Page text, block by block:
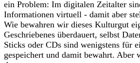
ein Problem: Im digitalen Zeitalter
Informationen virtuell - damit aber
Wie bewahren wir dieses Kulturgut
Geschriebenes überdauert, selbst
Sticks oder CDs sind wenigstens für
gespeichert und damit bewahrt. Aber